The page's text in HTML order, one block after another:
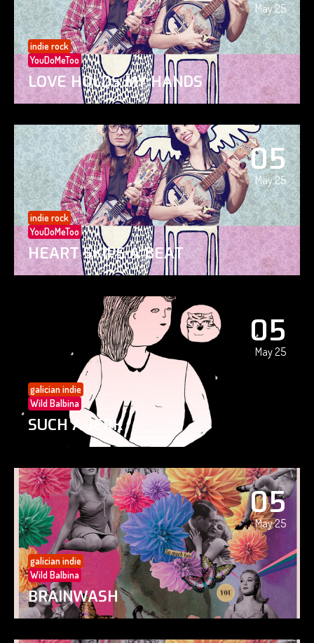
May 25
indie rock
YouDoMeToo
LOVE HOLDS MY HANDS
05
May 25
indie rock
YouDoMeToo
HEART SKIPS A BEAT
05
May 25
galician indie
Wild Balbina
SUCH A JERK
05
May 25
galician indie
Wild Balbina
BRAINWASH